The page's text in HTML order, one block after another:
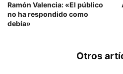
Ramón Valencia: «El público
no ha respondido como
debía»
Otros